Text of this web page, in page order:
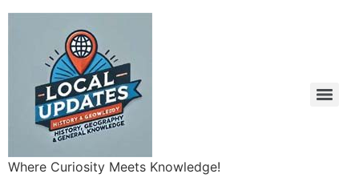
Where Curiosity Meets Knowledge!